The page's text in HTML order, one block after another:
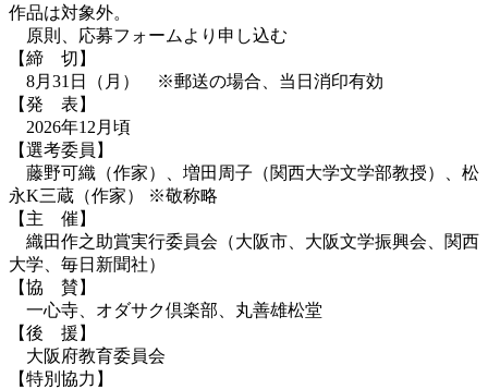
作品は対象外。
原則、応募フォームより申し込む
【締 切】
8月31日（月） ※郵送の場合、当日消印有効
【発 表】
2026年12月頃
【選考委員】
藤野可織（作家）、増田周子（関西大学文学部教授）、松
永K三蔵（作家） ※敬称略
【主 催】
織田作之助賞実行委員会（大阪市、大阪文学振興会、関西
大学、毎日新聞社）
【協 賛】
一心寺、オダサク倶楽部、丸善雄松堂
【後 援】
大阪府教育委員会
【特別協力】